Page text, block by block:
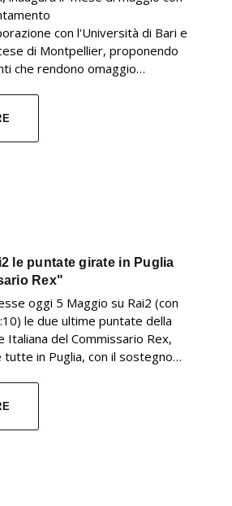
con l'Università di Bari e
di Montpellier, proponendo
che rendono omaggio…
le puntate girate in Puglia
Rex"
oggi 5 Maggio su Rai2 (con
le due ultime puntate della
del Commissario Rex,
in Puglia, con il sostegno…